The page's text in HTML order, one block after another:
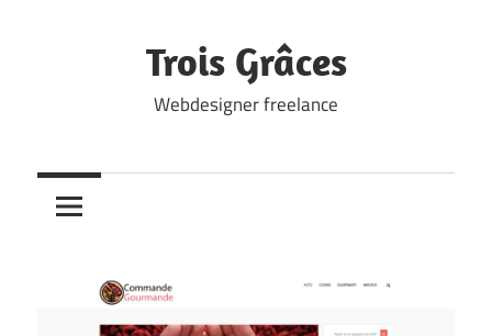
Trois Grâces
Webdesigner freelance